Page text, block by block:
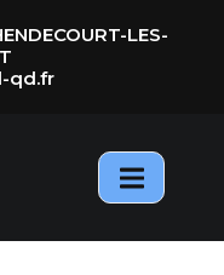
LES-
qd.fr
Actualités